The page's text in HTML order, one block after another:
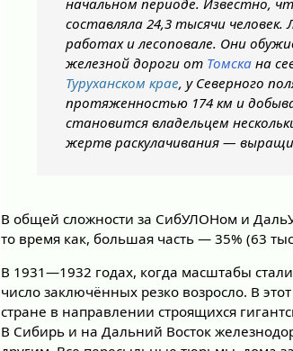
начальном периоде. Известно,
составляла 24,3 тысячи
работах и лесоповале. Они
железной дороги от Томскана
Туруханском крае, у Северного
протяженностью 174 км и
становится владельцем
жертв раскулачивания —
В общей сложности за СибУЛОНом и
то время как, большая часть — 35% (63
В 1931—1932 годах, когда масштабы
число заключённых резко возросло. В
стране в направлении строящихся
В Сибирь и на Дальний Восток